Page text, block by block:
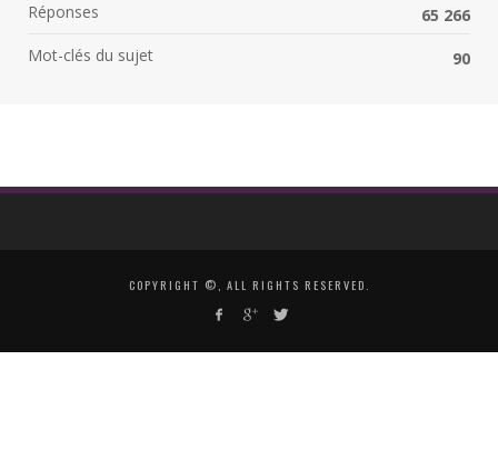
Réponses
65 266
Mot-clés du sujet
90
COPYRIGHT ©, ALL RIGHTS RESERVED.